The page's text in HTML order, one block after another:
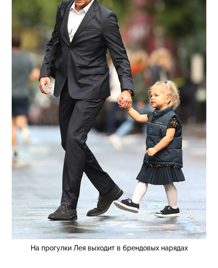
На прогулки Лея выходит в брендовых нарядах